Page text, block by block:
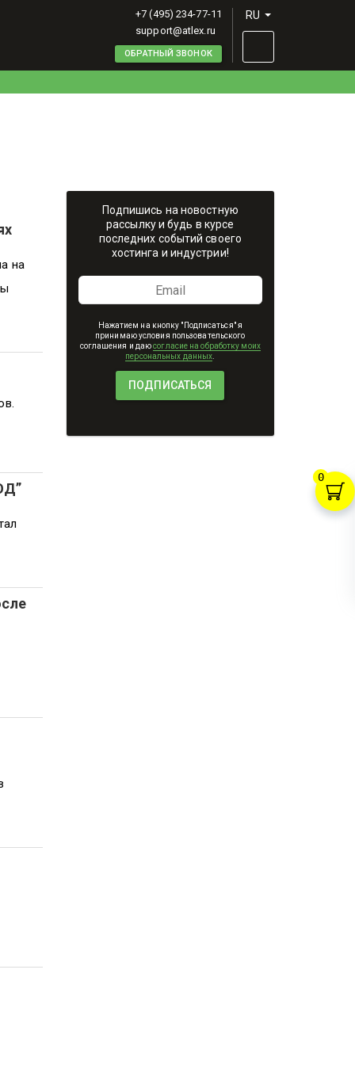
+7 (495) 234-77-11
support@atlex.ru
ОБРАТНЫЙ ЗВОНОК
RU
на
Подпишись на новостную
рассылку и будь в курсе
последних событий своего
хостинга и индустрии!
Нажатием на кнопку "Подписаться" я
принимаю условия пользовательского
соглашения и даюсогласие на обработку моих
персональных данных
0